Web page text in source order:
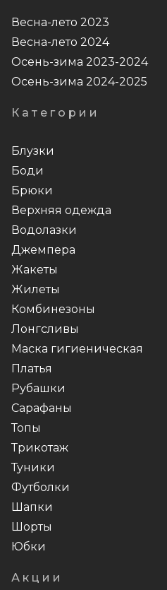
Весна-лето 2023
Весна-лето 2024
Осень-зима 2023-2024
Осень-зима 2024-2025
Категории
Блузки
Боди
Брюки
Верхняя одежда
Водолазки
Джемпера
Жакеты
Жилеты
Комбинезоны
Лонгсливы
Маска гигиеническая
Платья
Рубашки
Сарафаны
Топы
Трикотаж
Туники
Футболки
Шапки
Шорты
Юбки
Акции